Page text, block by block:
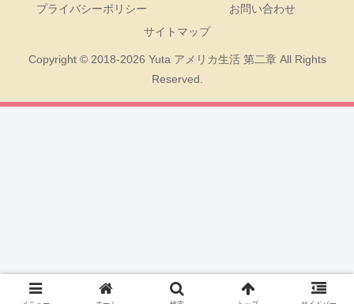
プライバシーポリシー
お問い合わせ
サイトマップ
Copyright © 2018-2026 Yuta アメリカ生活 第二章 All Rights
Reserved.